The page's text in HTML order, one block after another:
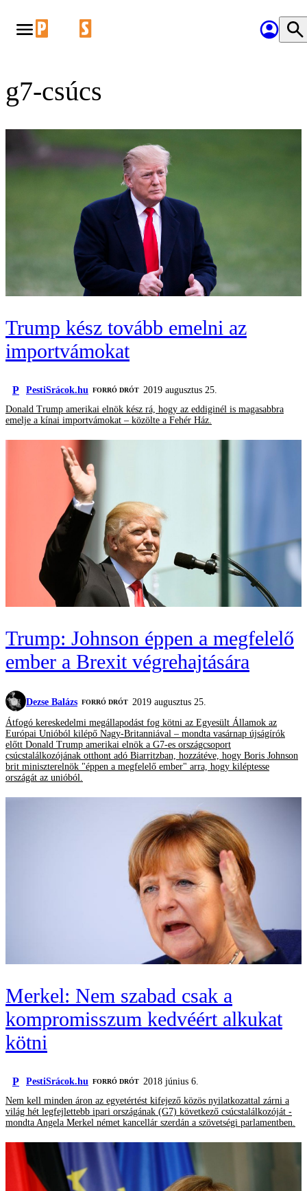
g7-csúcs
Trump kész tovább emelni az
importvámokat
P PestiSrácok.hu FORRÓ DRÓT 2019 augusztus 25.
Donald Trump amerikai elnök kész rá, hogy az eddiginél is magasabbra
emelje a kínai importvámokat – közölte a Fehér Ház.
Trump: Johnson éppen a megfelelő
ember a Brexit végrehajtására
Dezse Balázs FORRÓ DRÓT 2019 augusztus 25.
Átfogó kereskedelmi megállapodást fog kötni az Egyesült Államok az
Európai Unióból kilépő Nagy-Britanniával – mondta vasárnap újságírók
előtt Donald Trump amerikai elnök a G7-es országcsoport
csúcstalálkozójának otthont adó Biarritzban, hozzátéve, hogy Boris Johnson
brit miniszterelnök "éppen a megfelelő ember" arra, hogy kiléptesse
országát az unióból.
Merkel: Nem szabad csak a
kompromisszum kedvéért alkukat
kötni
P PestiSrácok.hu FORRÓ DRÓT 2018 június 6.
Nem kell minden áron az egyetértést kifejező közös nyilatkozattal zárni a
világ hét legfejlettebb ipari országának (G7) következő csúcstalálkozóját -
mondta Angela Merkel német kancellár szerdán a szövetségi parlamentben.